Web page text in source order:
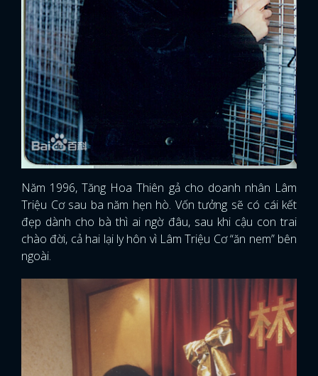
Năm 1996, Tăng Hoa Thiên gả cho doanh nhân Lâm
Triệu Cơ sau ba năm hẹn hò. Vốn tưởng sẽ có cái kết
đẹp dành cho bà thì ai ngờ đâu, sau khi cậu con trai
chào đời, cả hai lại ly hôn vì Lâm Triệu Cơ “ăn nem” bên
ngoài.